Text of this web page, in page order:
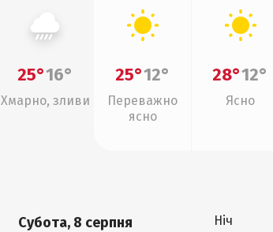
25°16°
Хмарно, зливи
25°12°
Переважно
ясно
28°12°
Ясно
Субота, 8 серпня Ніч